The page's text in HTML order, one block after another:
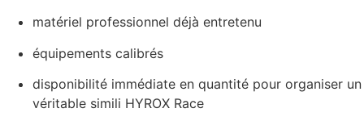
matériel professionnel déjà entretenu
équipements calibrés
disponibilité immédiate en quantité pour organiser un
véritable simili HYROX Race